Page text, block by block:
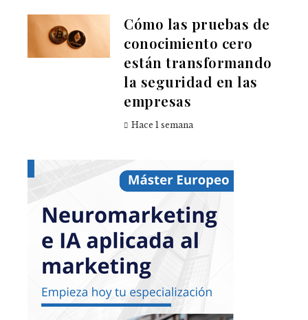
Cómo las pruebas de
conocimiento cero
están transformando
la seguridad en las
empresas
Hace 1 semana